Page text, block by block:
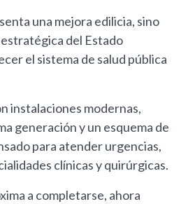
una mejora edilicia, sino
del Estado
el sistema de salud pública
instalaciones modernas,
generación y un esquema de
para atender urgencias,
clínicas y quirúrgicas.
a completarse, ahora